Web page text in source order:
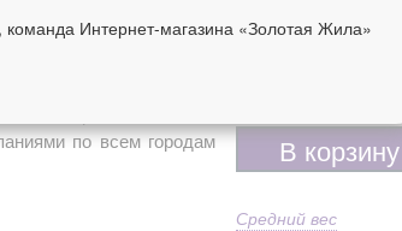
интернет-магазине с
по всем городам
Проба
В корзину
Средний вес
Интернет-магазина «Золотая Жила»